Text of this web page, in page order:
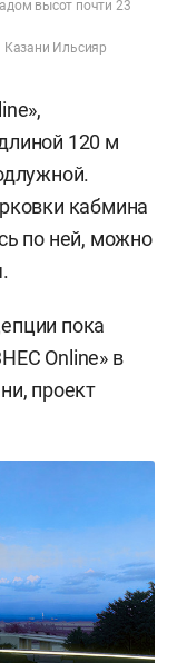
высот почти 23
Казани Ильсияр
120 м
кабмина
по ней, можно
пока
Online» в
проект